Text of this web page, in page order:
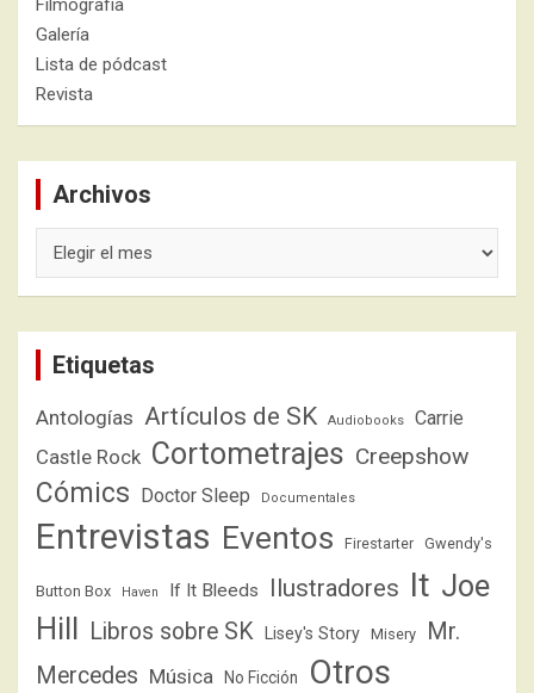
Filmografía
Galería
Lista de pódcast
Revista
Archivos
Etiquetas
Antologías Artículos de SK Audiobooks Carrie
Castle Rock Cortometrajes Creepshow
Cómics Doctor Sleep Documentales
Entrevistas Eventos Firestarter Gwendy's
Button Box Haven If It Bleeds Ilustradores It Joe
Hill
Libros sobre SK Lisey's Story Misery
Mr.
Mercedes Música No Ficción Otros